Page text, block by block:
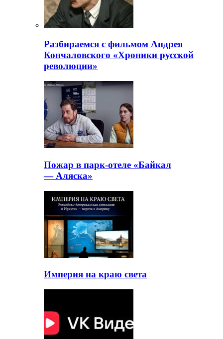
Разбираемся с фильмом Андрея
Кончаловского «Хроники русской
революции»
Пожар в парк-отеле «Байкал
— Аляска»
Империя на краю света